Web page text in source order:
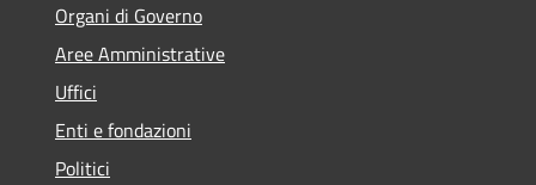
Organi di Governo
Aree Amministrative
Uffici
Enti e fondazioni
Politici